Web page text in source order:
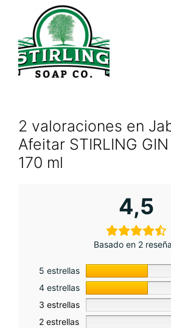
2 valoraciones en
Afeitar STIRLING
170 ml
4,5
Basado en 2
5 estrellas
4 estrellas
3 estrellas
2 estrellas